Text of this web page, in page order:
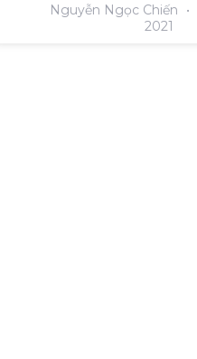
Nguyễn Ngọc Chiến
2021